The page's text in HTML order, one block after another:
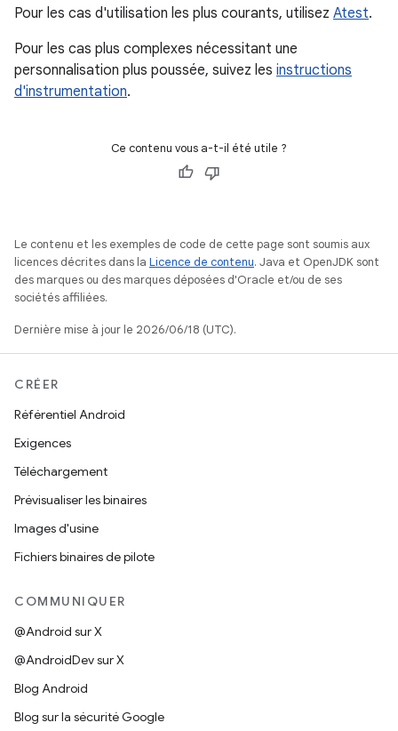
Pour les cas d'utilisation les plus courants, utilisez Atest.
Pour les cas plus complexes nécessitant une
personnalisation plus poussée, suivez les instructions
d'instrumentation.
Ce contenu vous a-t-il été utile ?
Le contenu et les exemples de code de cette page sont soumis aux
licences décrites dans la Licence de contenu. Java et OpenJDK sont
des marques ou des marques déposées d'Oracle et/ou de ses
sociétés affiliées.
Dernière mise à jour le 2026/06/18 (UTC).
CRÉER
Référentiel Android
Exigences
Téléchargement
Prévisualiser les binaires
Images d'usine
Fichiers binaires de pilote
COMMUNIQUER
@Android sur X
@AndroidDev sur X
Blog Android
Blog sur la sécurité Google